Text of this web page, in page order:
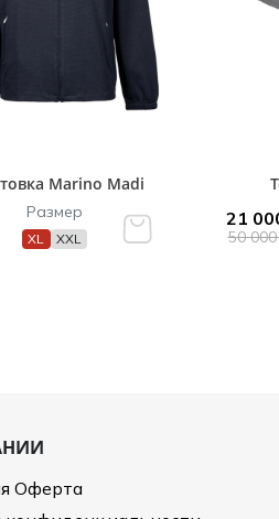
Marino Madi
Размер
XL XXL
21
50
Оферта